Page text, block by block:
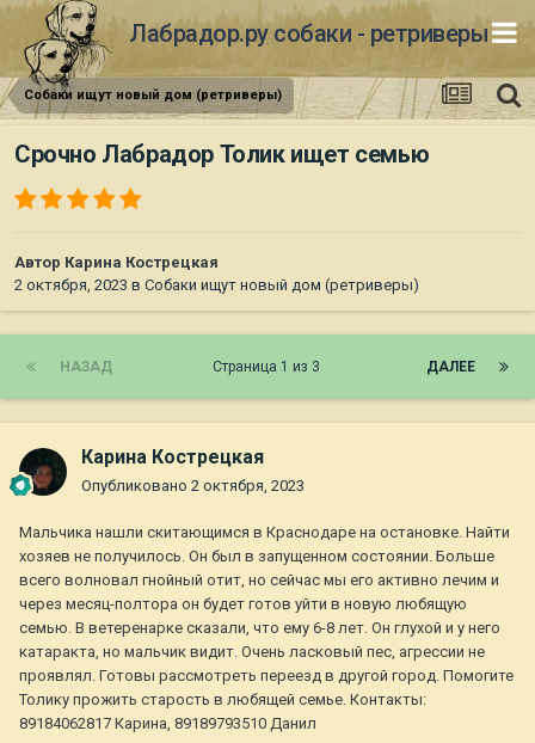
Лабрадор.ру собаки - ретриверы
Собаки ищут новый дом (ретриверы)
Срочно Лабрадор Толик ищет семью
Автор Карина Кострецкая
2 октября, 2023 в Собаки ищут новый дом (ретриверы)
НАЗАД ДАЛЕЕ
Страница 1 из 3
Карина Кострецкая
Опубликовано 2 октября, 2023
Мальчика нашли скитающимся в Краснодаре на остановке. Найти
хозяев не получилось. Он был в запущенном состоянии. Больше
всего волновал гнойный отит, но сейчас мы его активно лечим и
через месяц-полтора он будет готов уйти в новую любящую
семью. В ветеренарке сказали, что ему 6-8 лет. Он глухой и у него
катаракта, но мальчик видит. Очень ласковый пес, агрессии не
проявлял. Готовы рассмотреть переезд в другой город. Помогите
Толику прожить старость в любящей семье. Контакты:
89184062817 Карина, 89189793510 Данил